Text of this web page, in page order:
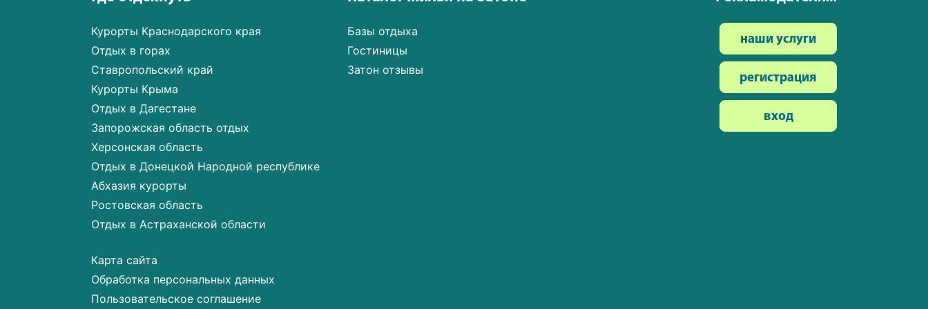
Курорты Краснодарского края
Отдых в горах
Ставропольский край
Курорты Крыма
Отдых в Дагестане
Запорожская область отдых
Херсонская область
Отдых в Донецкой Народной республике
Абхазия курорты
Ростовская область
Отдых в Астраханской области
Карта сайта
Обработка персональных данных
Пользовательское соглашение
Базы отдыха
Гостиницы
Затон отзывы
наши услуги
регистрация
вход